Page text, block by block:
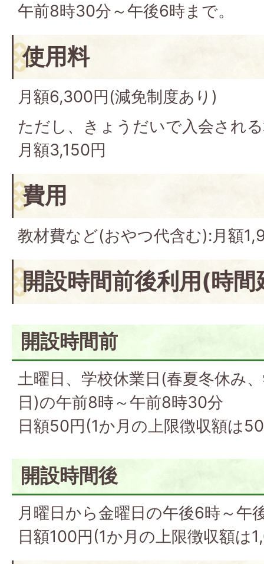
午前8時30分～午後6時まで。
使用料
月額6,300円(減免制度あり)
ただし、きょうだいで入会され
月額3,150円
費用
教材費など(おやつ代含む):月額
開設時間前後利用(時間
開設時間前
土曜日、学校休業日(春夏冬休み
日)の午前8時～午前8時30分
日額50円(1か月の上限徴収額は
開設時間後
月曜日から金曜日の午後6時～午
日額100円(1か月の上限徴収額は